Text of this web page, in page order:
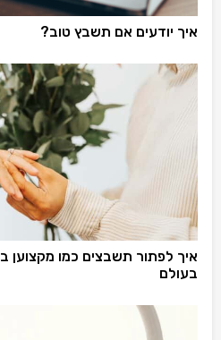
איך יודעים אם תשבץ טוב?
איך לפתור תשבצים כמו מקצוען
בעולם